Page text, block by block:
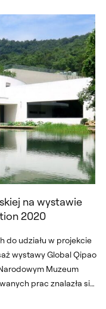
na
na wystawie
2020
do udziału w projekcie
wystawy Global Qipao
Muzeum
prac znalazła się